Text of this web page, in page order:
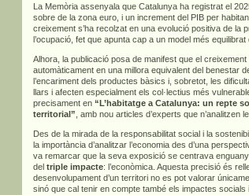
La Memòria assenyala que Catalunya ha registrat el
sobre de la zona euro, i un increment del PIB per
creixement s’ha recolzat en una evolució positiva de la
l’ocupació, fet que apunta cap a un model més equilibrat
Alhora, la publicació posa de manifest que el
automàticament en una millora equivalent del benestar
l’encariment dels productes bàsics i, sobretot, les
llars i afecten especialment els col·lectius més
precisament en “L’habitatge a Catalunya: un repte
territorial” , amb nou articles d’experts que n’analitzen
Des de la mirada de la responsabilitat social i la
la importància d’analitzar l’economia des d’una
va remarcar que la seva exposició se centrava
del triple impacte: l’econòmica. Aquesta precisió és
desenvolupament d’un territori no es pot valorar
sinó que cal tenir en compte també els impactes socials i